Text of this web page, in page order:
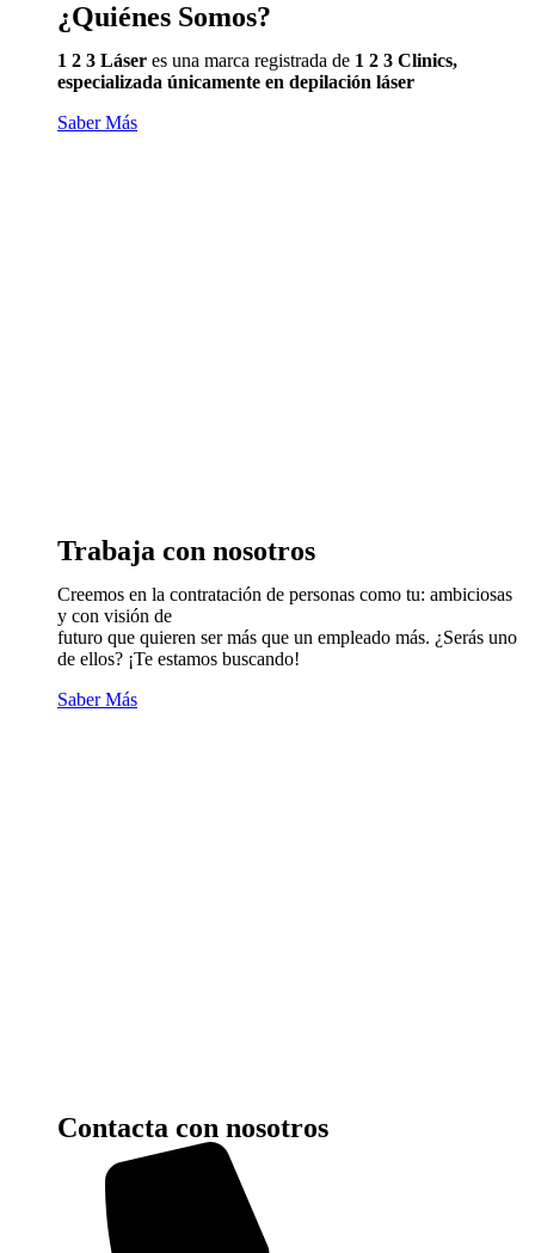
¿Quiénes Somos?
1 2 3 Láser es una marca registrada de 1 2 3 Clinics,
especializada únicamente en depilación láser
Saber Más
Trabaja con nosotros
Creemos en la contratación de personas como tu: ambiciosas
y con visión de
futuro que quieren ser más que un empleado más. ¿Serás uno
de ellos? ¡Te estamos buscando!
Saber Más
Contacta con nosotros